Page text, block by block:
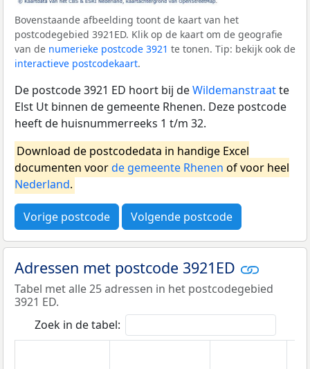
Bovenstaande afbeelding toont de kaart van het
postcodegebied 3921ED. Klik op de kaart om de geografie
van de numerieke postcode 3921 te tonen. Tip: bekijk ook de
interactieve postcodekaart.
De postcode 3921 ED hoort bij deWildemanstraatte
Elst Ut binnen de gemeente Rhenen. Deze postcode
heeft de huisnummerreeks 1 t/m 32.
Download de postcodedata in handige Excel
documenten voorde gemeente Rhenen of voor heel
Nederland.
Vorige postcode Volgende postcode
Adressen met postcode 3921ED
Tabel met alle 25 adressen in het postcodegebied
3921 ED.
Zoek in de tabel: